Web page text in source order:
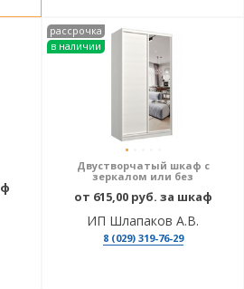
рассрочка
в наличии
Двустворчатый шкаф с
зеркалом или без
от 615,00 руб. за шкаф
ИП Шлапаков А.В.
8 (029) 319-76-29